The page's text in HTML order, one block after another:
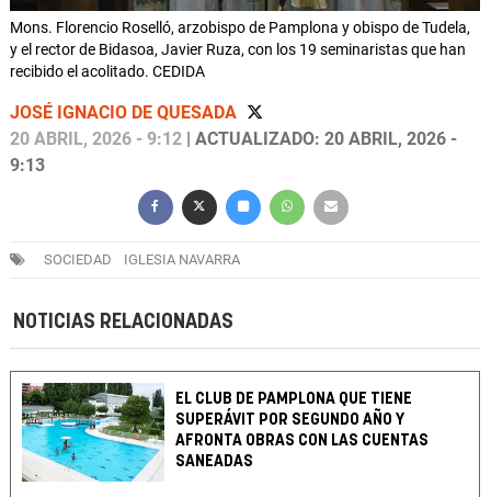
Mons. Florencio Roselló, arzobispo de Pamplona y obispo de Tudela,
y el rector de Bidasoa, Javier Ruza, con los 19 seminaristas que han
recibido el acolitado. CEDIDA
JOSÉ IGNACIO DE QUESADA
20 ABRIL, 2026 - 9:12 | ACTUALIZADO: 20 ABRIL, 2026 -
9:13
SOCIEDAD IGLESIA NAVARRA
NOTICIAS RELACIONADAS
EL CLUB DE PAMPLONA QUE TIENE
SUPERÁVIT POR SEGUNDO AÑO Y
AFRONTA OBRAS CON LAS CUENTAS
SANEADAS